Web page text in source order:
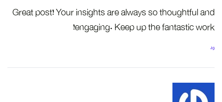
Great post! Your insights are always so thoughtful and
engaging. Keep up the fantastic work!
رد